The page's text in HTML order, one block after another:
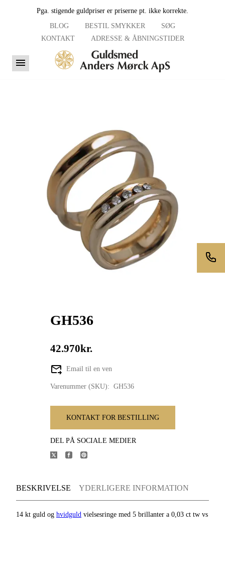
Pga. stigende guldpriser er priserne pt. ikke korrekte.
BLOG
BESTIL SMYKKER
SØG
KONTAKT
ADRESSE & ÅBNINGSTIDER
GH536
42.970kr.
Email til en ven
Varenummer (SKU): GH536
KONTAKT FOR BESTILLING
DEL PÅ SOCIALE MEDIER
BESKRIVELSE YDERLIGERE INFORMATION
14 kt guld og hvidguld vielsesringe med 5 brillanter a 0,03 ct tw vs